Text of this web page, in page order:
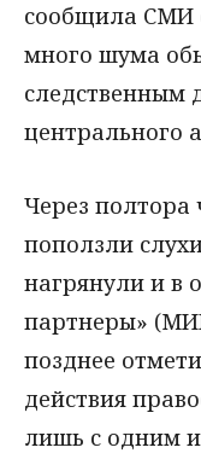
сообщила СМИ
много шума
следственным
центрального
Через полтора
поползли
нагрянули и в
партнеры»
позднее
действия
лишь с одним